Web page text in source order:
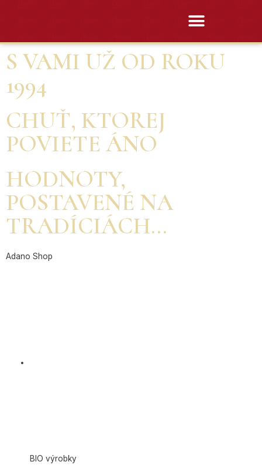
S VAMI UŽ OD ROKU
1994
CHUŤ, KTOREJ
POVIETE ÁNO
HODNOTY,
POSTAVENÉ NA
TRADÍCIÁCH...
Adano Shop
BIO výrobky